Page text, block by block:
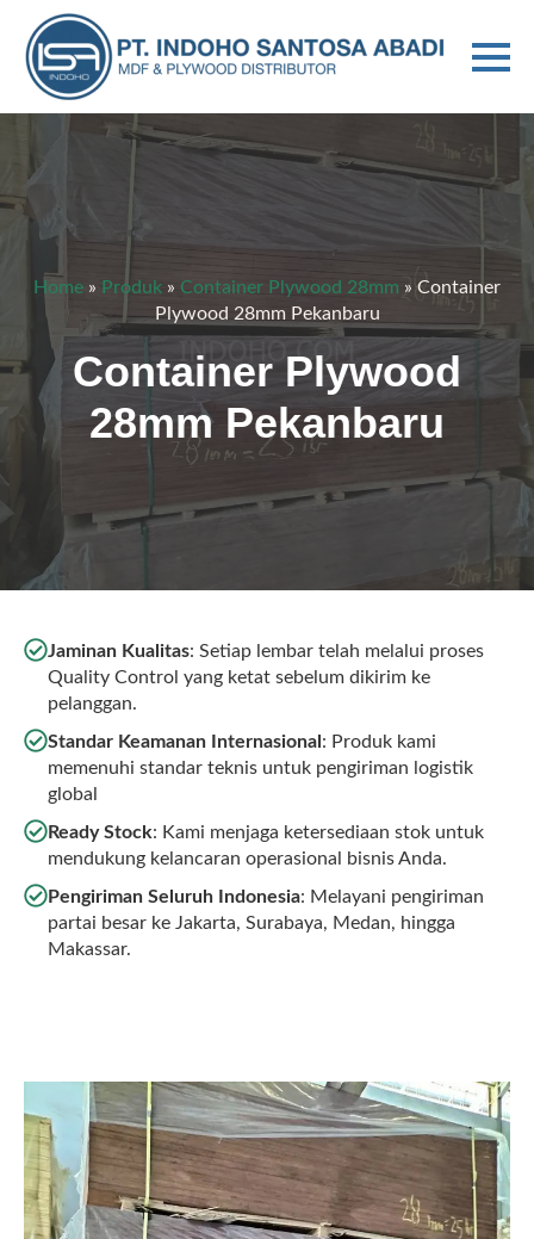
Home » Produk » Container Plywood 28mm »Container
Plywood 28mm Pekanbaru
Container Plywood
28mm Pekanbaru
Jaminan Kualitas: Setiap lembar telah melalui proses
Quality Control yang ketat sebelum dikirim ke
pelanggan.
Standar Keamanan Internasional : Produk kami
memenuhi standar teknis untuk pengiriman logistik
global
Ready Stock: Kami menjaga ketersediaan stok untuk
mendukung kelancaran operasional bisnis Anda.
Pengiriman Seluruh Indonesia: Melayani pengiriman
partai besar ke Jakarta, Surabaya, Medan, hingga
Makassar.